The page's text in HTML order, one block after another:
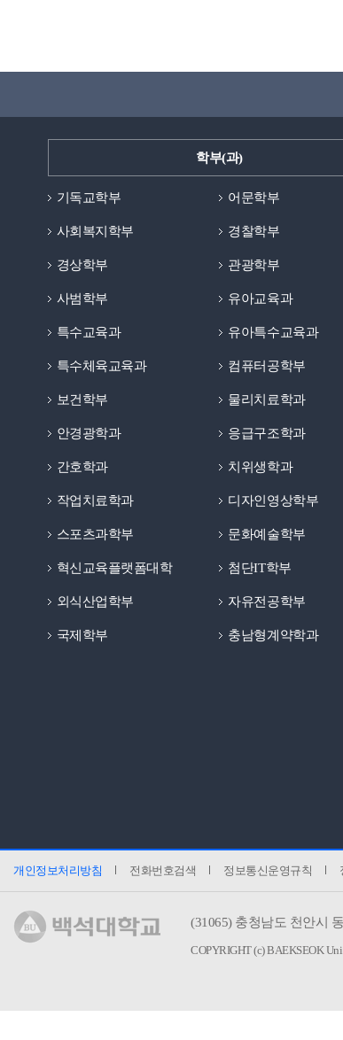
학부(과)
기독교학부 어문학부
사회복지학부 경찰학부
경상학부 관광학부
사범학부 유아교육과
특수교육과 유아특수교육과
특수체육교육과 컴퓨터공학부
보건학부 물리치료학과
안경광학과 응급구조학과
간호학과 치위생학과
작업치료학과 디자인영상학부
스포츠과학부 문화예술학부
혁신교육플랫폼대학 첨단IT학부
외식산업학부 자유전공학부
국제학부 충남형계약학과
개인정보처리방침 전화번호검색 정보통신운영규칙
(31065)충청남도 천안시
COPYRIGHT (c) BAEKSEOK